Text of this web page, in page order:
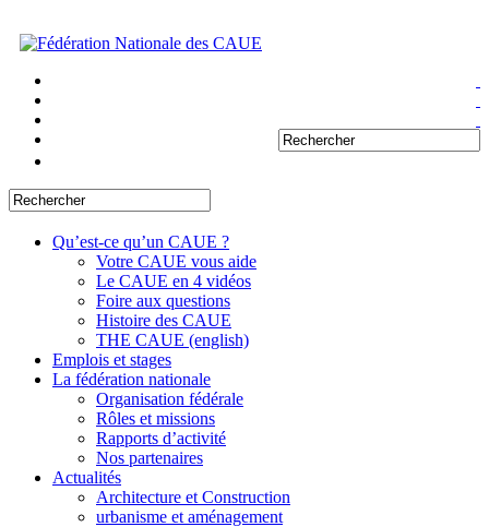
Qu’est-ce qu’un CAUE ?
Votre CAUE vous aide
Le CAUE en 4 vidéos
Foire aux questions
Histoire des CAUE
THE CAUE (english)
Emplois et stages
La fédération nationale
Organisation fédérale
Rôles et missions
Rapports d’activité
Nos partenaires
Actualités
Architecture et Construction
urbanisme et aménagement